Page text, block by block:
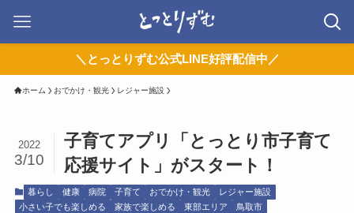
＼とっとりずむ公式LINE好評配信中／
ホーム おでかけ・観光 レジャー施設
子育てアプリ「とっとり市子育て
応援サイト」がスタート！
2022
3/10
暮らし 健康 病院 子育て おでかけ・観光
レジャー施設
小さい子でも楽しめる
家族で楽しめる 東部エリア 鳥取市